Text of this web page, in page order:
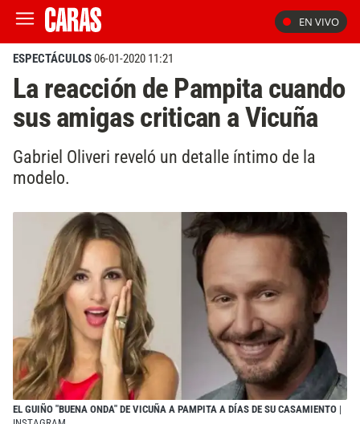
EN VIVO
ESPECTÁCULOS06-01-2020 11:21
La reacción de Pampita cuando
sus amigas critican a Vicuña
Gabriel Oliveri reveló un detalle íntimo de la
modelo.
EL GUIÑO "BUENA ONDA" DE VICUÑA A PAMPITA A DÍAS DE SU CASAMIENTO |